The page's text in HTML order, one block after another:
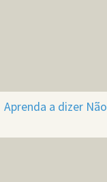
Aprenda a dizer Não